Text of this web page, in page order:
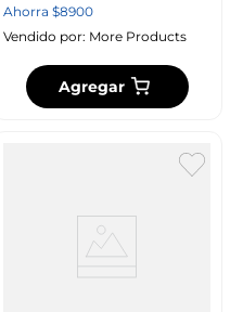
Ahorra $8900
Vendido por: More Products
Agregar